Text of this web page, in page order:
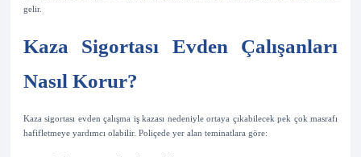
gelir.
Kaza Sigortası Evden Çalışanları
Nasıl Korur?
Kaza sigortası evden çalışma iş kazası nedeniyle ortaya çıkabilecek pek çok masrafı
hafifletmeye yardımcı olabilir. Poliçede yer alan teminatlara göre: